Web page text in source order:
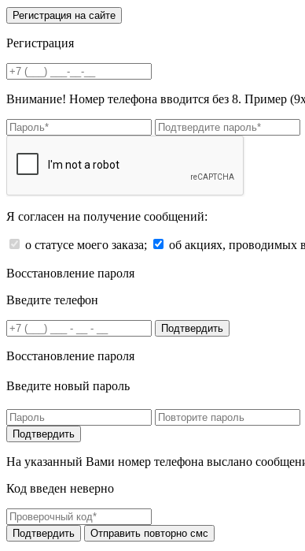
Регистрация
Внимание! Номер телефона вводится без 8. Пример
Я согласен на получение сообщений:
о статусе моего заказа; об акциях, проводимых
Восстановление пароля
Введите телефон
Подтвердить
Восстановление пароля
Введите новый пароль
На указанный Вами номер телефона выслано
Код введен неверно